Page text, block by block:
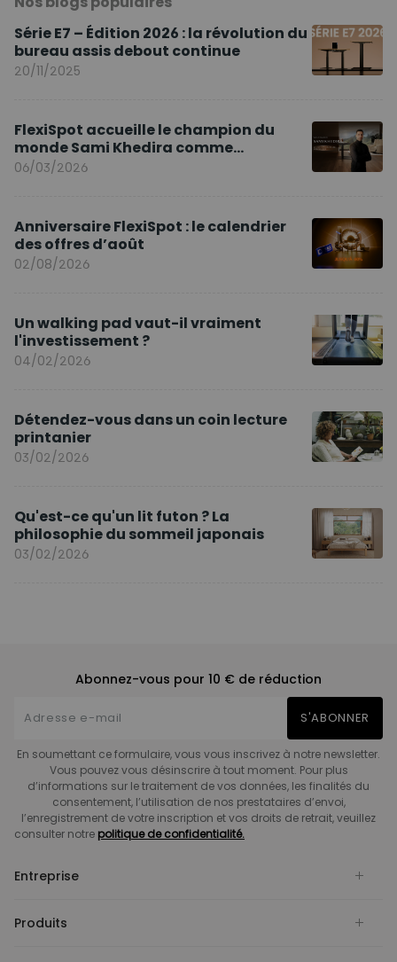
Série E7 – Édition 2026 : la révolution du
bureau assis debout continue
20/11/2025
FlexiSpot accueille le champion du
monde Sami Khedira comme
ambassadeur de la marque en Europe
06/03/2026
Anniversaire FlexiSpot : le calendrier
des offres d’août
02/08/2026
Un walking pad vaut-il vraiment
l'investissement ?
04/02/2026
Détendez-vous dans un coin lecture
printanier
03/02/2026
Qu'est-ce qu'un lit futon ? La
philosophie du sommeil japonais
03/02/2026
Abonnez-vous pour 10 € de réduction
S'ABONNER
En soumettant ce formulaire, vous vous inscrivez à notre newsletter.
Vous pouvez vous désinscrire à tout moment. Pour plus
d’informations sur le traitement de vos données, les finalités du
consentement, l’utilisation de nos prestataires d’envoi,
l’enregistrement de votre inscription et vos droits de retrait, veuillez
consulter notre politique de confidentialité.
Entreprise
Produits